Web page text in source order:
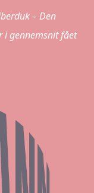
– Den
i gennemsnit fået